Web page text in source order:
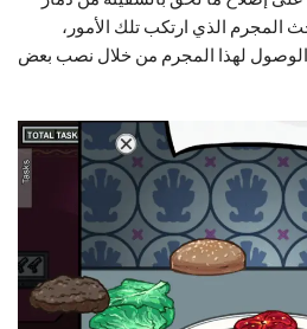
المجرم الذي ارتكب تلك الأمور،
لهذا المجرم من خلال نصب بعض